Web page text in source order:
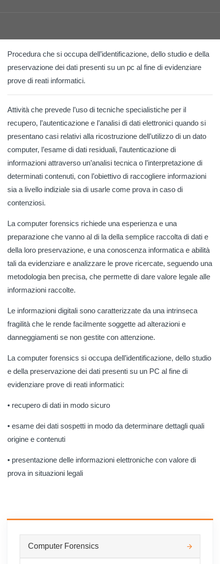
Procedura che si occupa dell’identificazione, dello studio e della
preservazione dei dati presenti su un pc al fine di evidenziare
prove di reati informatici.
Attività che prevede l’uso di tecniche specialistiche per il
recupero, l’autenticazione e l’analisi di dati elettronici quando si
presentano casi relativi alla ricostruzione dell’utilizzo di un dato
computer, l’esame di dati residuali, l’autenticazione di
informazioni attraverso un’analisi tecnica o l’interpretazione di
determinati contenuti, con l’obiettivo di raccogliere informazioni
sia a livello indiziale sia di usarle come prova in caso di
contenziosi.
La computer forensics richiede una esperienza e una
preparazione che vanno al di la della semplice raccolta di dati e
della loro preservazione, e una conoscenza informatica e abilità
tali da evidenziare e analizzare le prove ricercate, seguendo una
metodologia ben precisa, che permette di dare valore legale alle
informazioni raccolte.
Le informazioni digitali sono caratterizzate da una intrinseca
fragilità che le rende facilmente soggette ad alterazioni e
danneggiamenti se non gestite con attenzione.
La computer forensics si occupa dell’identificazione, dello studio
e della preservazione dei dati presenti su un PC al fine di
evidenziare prove di reati informatici:
• recupero di dati in modo sicuro
• esame dei dati sospetti in modo da determinare dettagli quali
origine e contenuti
• presentazione delle informazioni elettroniche con valore di
prova in situazioni legali
Computer Forensics